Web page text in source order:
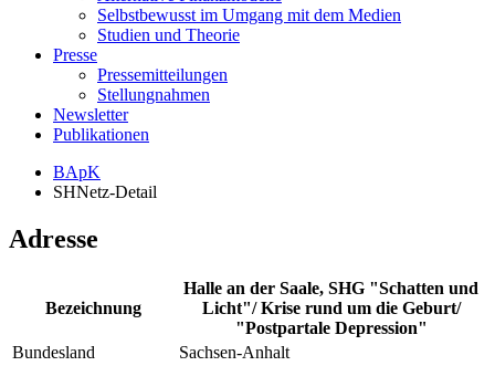
Selbstbewusst im Umgang mit dem Medien
Studien und Theorie
Presse
Pressemitteilungen
Stellungnahmen
Newsletter
Publikationen
BApK
SHNetz-Detail
Adresse
Bezeichnung
Halle an der Saale, SHG "Schatten und
Licht"/ Krise rund um die Geburt/
"Postpartale Depression"
Bundesland
Sachsen-Anhalt